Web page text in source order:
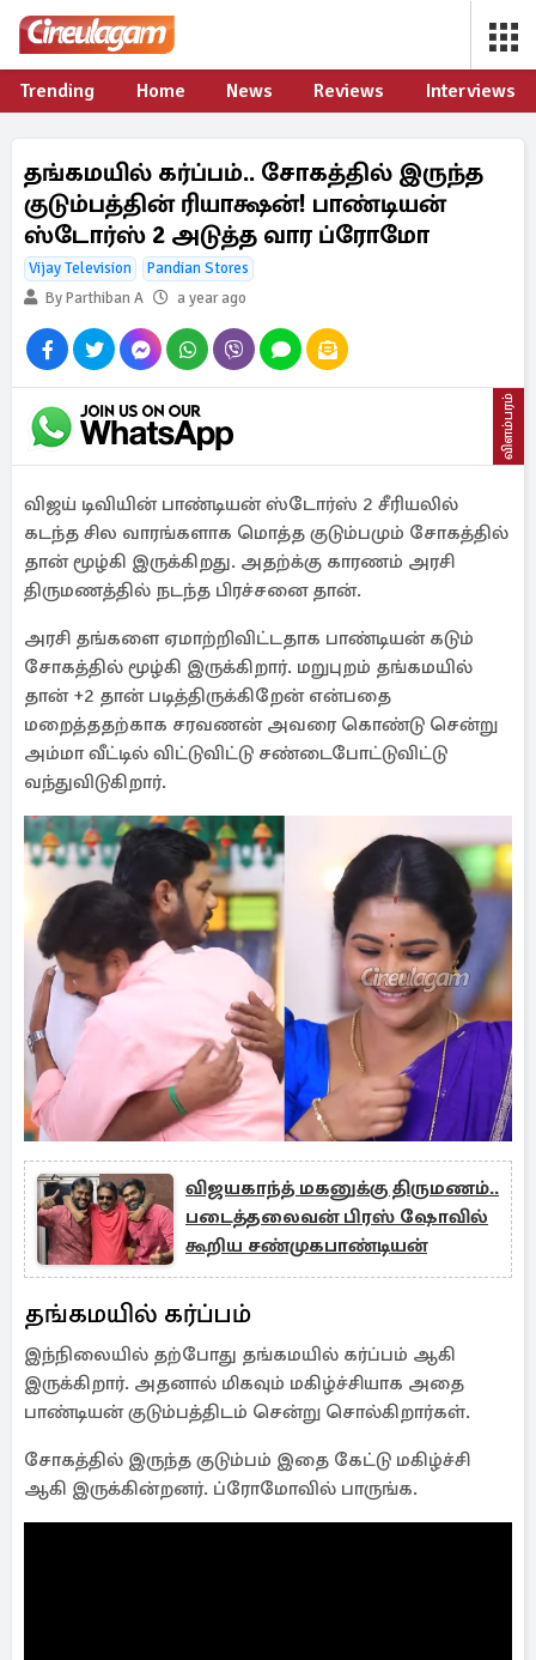
Trending Home News Reviews Interviews
தங்கமயில் கர்ப்பம்.. சோகத்தில் இருந்த
குடும்பத்தின் ரியாக்ஷன்! பாண்டியன்
ஸ்டோர்ஸ் 2 அடுத்த வார ப்ரோமோ
Vijay Television
Pandian Stores
By Parthiban A
a year ago
விளம்பரம்
விஜய் டிவியின் பாண்டியன் ஸ்டோர்ஸ் 2 சீரியலில்
கடந்த சில வாரங்களாக மொத்த குடும்பமும் சோகத்தில்
தான் மூழ்கி இருக்கிறது. அதற்க்கு காரணம் அரசி
திருமணத்தில் நடந்த பிரச்சனை தான்.
அரசி தங்களை ஏமாற்றிவிட்டதாக பாண்டியன் கடும்
சோகத்தில் மூழ்கி இருக்கிறார். மறுபுறம் தங்கமயில்
தான் +2 தான் படித்திருக்கிறேன் என்பதை
மறைத்ததற்காக சரவணன் அவரை கொண்டு சென்று
அம்மா வீட்டில் விட்டுவிட்டு சண்டைபோட்டுவிட்டு
வந்துவிடுகிறார்.
விஜயகாந்த் மகனுக்கு திருமணம்..
படைத்தலைவன் பிரஸ் ஷோவில்
கூறிய சண்முகபாண்டியன்
தங்கமயில் கர்ப்பம்
இந்நிலையில் தற்போது தங்கமயில் கர்ப்பம் ஆகி
இருக்கிறார். அதனால் மிகவும் மகிழ்ச்சியாக அதை
பாண்டியன் குடும்பத்திடம் சென்று சொல்கிறார்கள்.
சோகத்தில் இருந்த குடும்பம் இதை கேட்டு மகிழ்ச்சி
ஆகி இருக்கின்றனர். ப்ரோமோவில் பாருங்க.